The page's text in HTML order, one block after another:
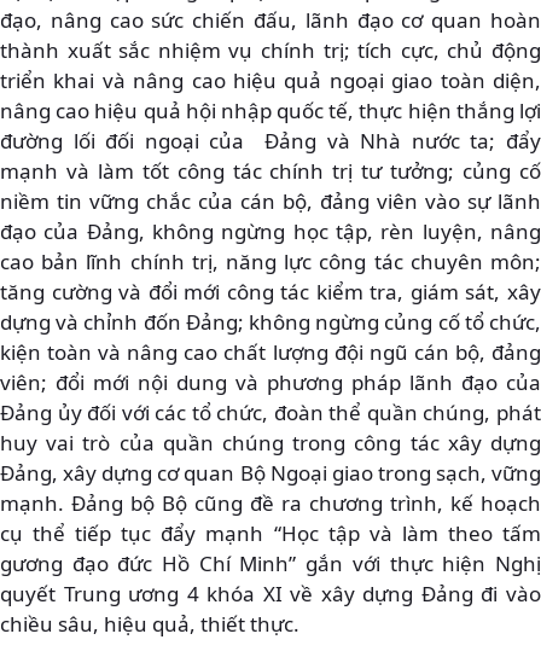
đạo, nâng cao sức chiến đấu, lãnh đạo cơ quan hoàn
thành xuất sắc nhiệm vụ chính trị; tích cực, chủ động
triển khai và nâng cao hiệu quả ngoại giao toàn diện,
nâng cao hiệu quả hội nhập quốc tế, thực hiện thắng lợi
đường lối đối ngoại của Đảng và Nhà nước ta; đẩy
mạnh và làm tốt công tác chính trị tư tưởng; củng cố
niềm tin vững chắc của cán bộ, đảng viên vào sự lãnh
đạo của Đảng, không ngừng học tập, rèn luyện, nâng
cao bản lĩnh chính trị, năng lực công tác chuyên môn;
tăng cường và đổi mới công tác kiểm tra, giám sát, xây
dựng và chỉnh đốn Đảng; không ngừng củng cố tổ chức,
kiện toàn và nâng cao chất lượng đội ngũ cán bộ, đảng
viên; đổi mới nội dung và phương pháp lãnh đạo của
Đảng ủy đối với các tổ chức, đoàn thể quần chúng, phát
huy vai trò của quần chúng trong công tác xây dựng
Đảng, xây dựng cơ quan Bộ Ngoại giao trong sạch, vững
mạnh. Đảng bộ Bộ cũng đề ra chương trình, kế hoạch
cụ thể tiếp tục đẩy mạnh “Học tập và làm theo tấm
gương đạo đức Hồ Chí Minh” gắn với thực hiện Nghị
quyết Trung ương 4 khóa XI về xây dựng Đảng đi vào
chiều sâu, hiệu quả, thiết thực.